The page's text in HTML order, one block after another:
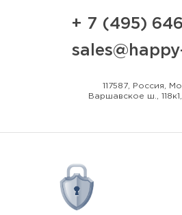
+ 7 (495)
117587, Россия,
Варшавское ш.,